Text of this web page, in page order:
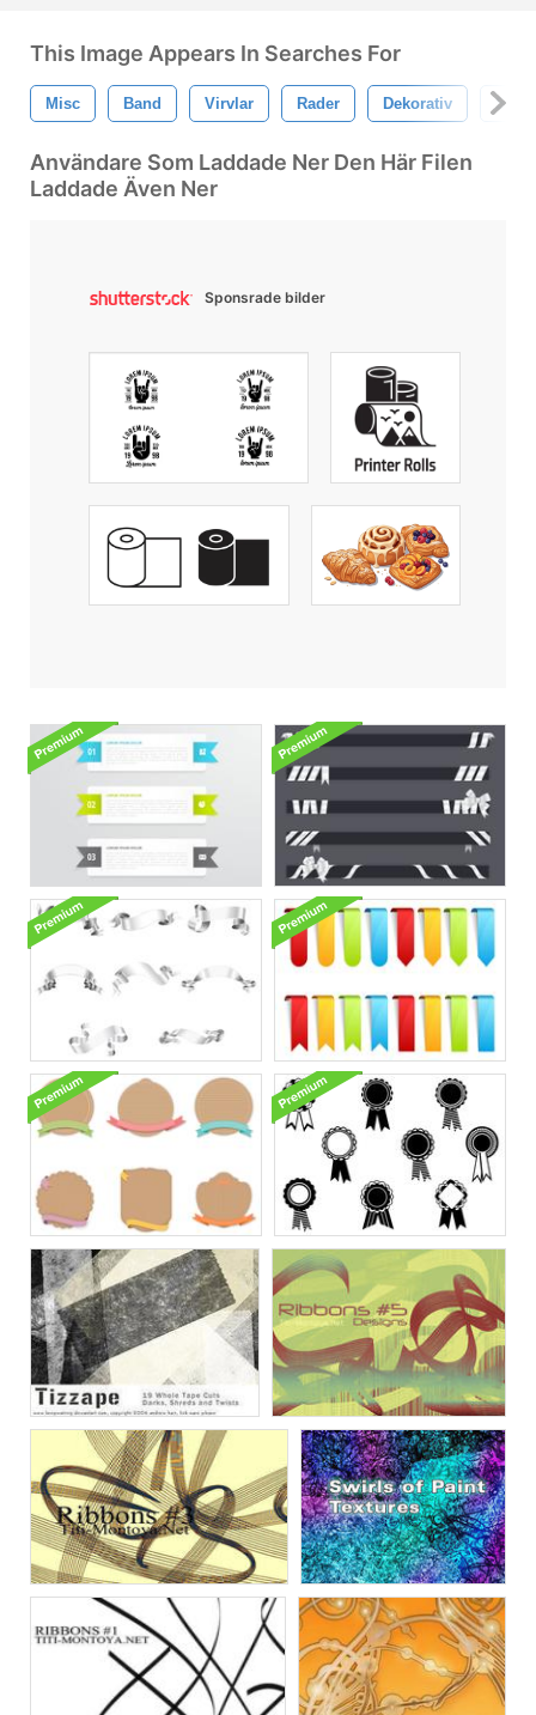
This Image Appears In Searches For
Misc Band Virvlar Rader Dekorativ
Användare Som Laddade Ner Den Här Filen
Laddade Även Ner
Sponsrade bilder